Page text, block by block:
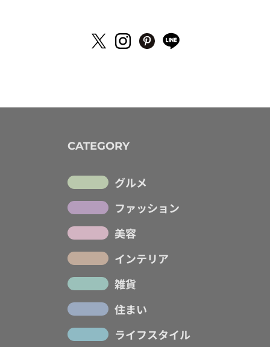
CATEGORY
グルメ
ファッション
美容
インテリア
雑貨
住まい
ライフスタイル